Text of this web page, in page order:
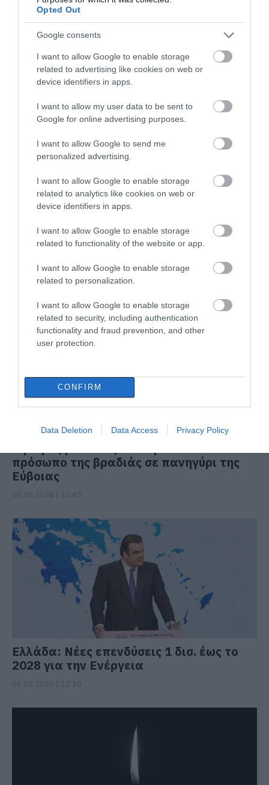
Opted Out
Google consents
I want to allow Google to enable storage
related to advertising like cookies on web or
device identifiers in apps.
I want to allow my user data to be sent to
Google for online advertising purposes.
I want to allow Google to send me
personalized advertising.
I want to allow Google to enable storage
related to analytics like cookies on web or
device identifiers in apps.
I want to allow Google to enable storage
related to functionality of the website or app.
I want to allow Google to enable storage
related to personalization.
I want to allow Google to enable storage
related to security, including authentication
functionality and fraud prevention, and other
user protection.
CONFIRM
Data Deletion Data Access Privacy Policy
πρόσωπο της βραδιάς σε πανηγύρι της
Εύβοιας
Ελλάδα: Νέες επενδύσεις 1 δισ. έως το
2028 για την Ενέργεια